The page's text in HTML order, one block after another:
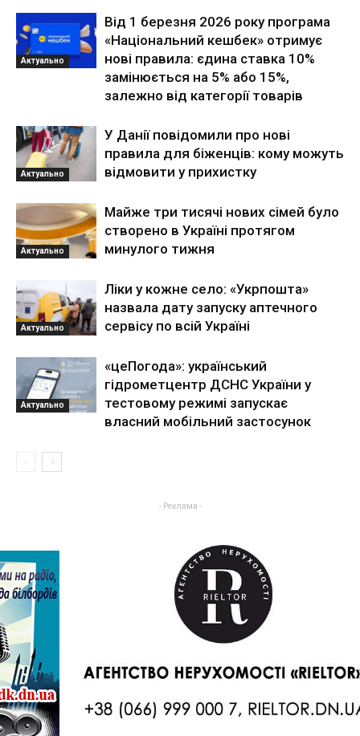
Актуально
Від 1 березня 2026 року програма
«Національний кешбек» отримує
нові правила: єдина ставка 10%
замінюється на 5% або 15%,
залежно від категорії товарів
Актуально
У Данії повідомили про нові
правила для біженців: кому можуть
відмовити у прихистку
Актуально
Майже три тисячі нових сімей було
створено в Україні протягом
минулого тижня
Актуально
Ліки у кожне село: «Укрпошта»
назвала дату запуску аптечного
сервісу по всій Україні
Актуально
«цеПогода»: український
гідрометцентр ДСНС України у
тестовому режимі запускає
власний мобільний застосунок
- Реклама -